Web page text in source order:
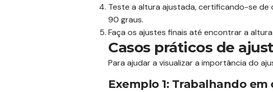
Teste a altura ajustada, certificando-se de
90 graus.
Faça os ajustes finais até encontrar a
Casos práticos de
Para ajudar a visualizar a importância do
Exemplo 1: Trabalhando em